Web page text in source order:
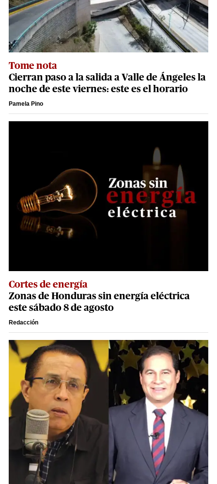
Tome nota
Cierran paso a la salida a Valle de Ángeles la
noche de este viernes: este es el horario
Pamela Pino
Cortes de energía
Zonas de Honduras sin energía eléctrica
este sábado 8 de agosto
Redacción